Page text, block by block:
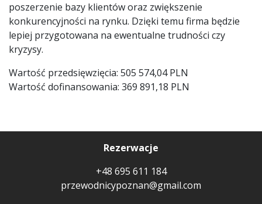
poszerzenie bazy klientów oraz zwiększenie
konkurencyjności na rynku. Dzięki temu firma będzie
lepiej przygotowana na ewentualne trudności czy
kryzysy.
Wartość przedsięwzięcia: 505 574,04 PLN
Wartość dofinansowania: 369 891,18 PLN
Rezerwacje
+48 695 611 184
przewodnicypoznan@gmail.com